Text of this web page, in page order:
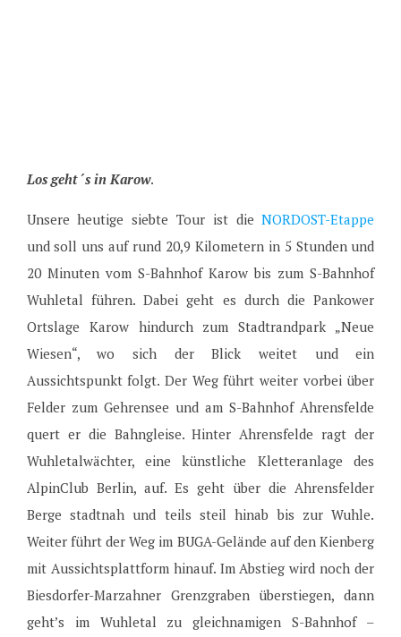
Los geht´s in Karow.
Unsere heutige siebte Tour ist dieNORDOST-Etappe
und soll uns auf rund 20,9 Kilometern in 5 Stunden und
20 Minuten vom S-Bahnhof Karow bis zum S-Bahnhof
Wuhletal führen. Dabei geht es durch die Pankower
Ortslage Karow hindurch zum Stadtrandpark „Neue
Wiesen“, wo sich der Blick weitet und ein
Aussichtspunkt folgt. Der Weg führt weiter vorbei über
Felder zum Gehrensee und am S-Bahnhof Ahrensfelde
quert er die Bahngleise. Hinter Ahrensfelde ragt der
Wuhletalwächter, eine künstliche Kletteranlage des
AlpinClub Berlin, auf. Es geht über die Ahrensfelder
Berge stadtnah und teils steil hinab bis zur Wuhle.
Weiter führt der Weg im BUGA-Gelände auf den Kienberg
mit Aussichtsplattform hinauf. Im Abstieg wird noch der
Biesdorfer-Marzahner Grenzgraben überstiegen, dann
geht’s im Wuhletal zu gleichnamigen S-Bahnhof –